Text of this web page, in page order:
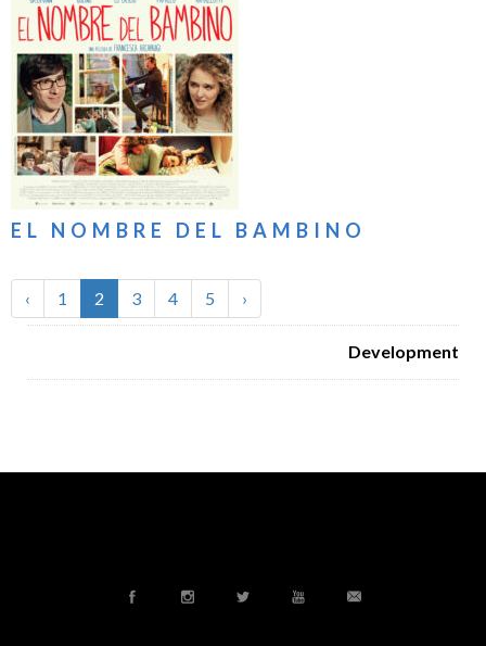
EL NOMBRE DEL BAMBINO
‹ 1 2 3 4 5 ›
Development